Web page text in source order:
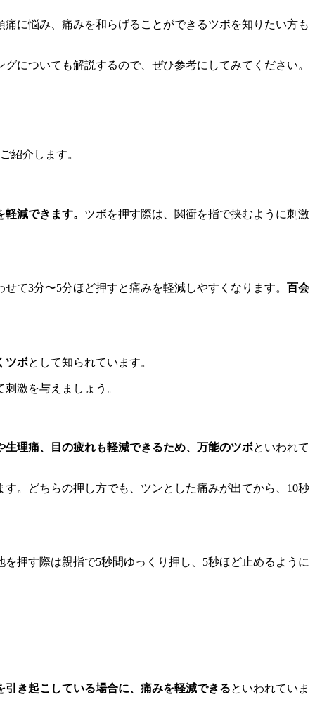
に悩み、痛みを和らげることができるツボを知りたい方も
についても解説するので、ぜひ参考にしてみてください。
紹介します。
減できます。 ツボを押す際は、関衝を指で挟むように刺激
て3分〜5分ほど押すと痛みを軽減しやすくなります。 百会
ツボとして知られています。
激を与えましょう。
生理痛、目の疲れも軽減できるため、万能のツボといわれて
。どちらの押し方でも、ツンとした痛みが出てから、10秒
を押す際は親指で5秒間ゆっくり押し、5秒ほど止めるように
き起こしている場合に、痛みを軽減できるといわれていま